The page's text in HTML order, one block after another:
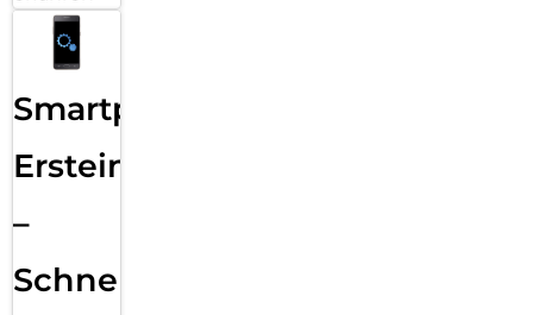
Smartphone
Ersteinrichtung
–
Schnelle